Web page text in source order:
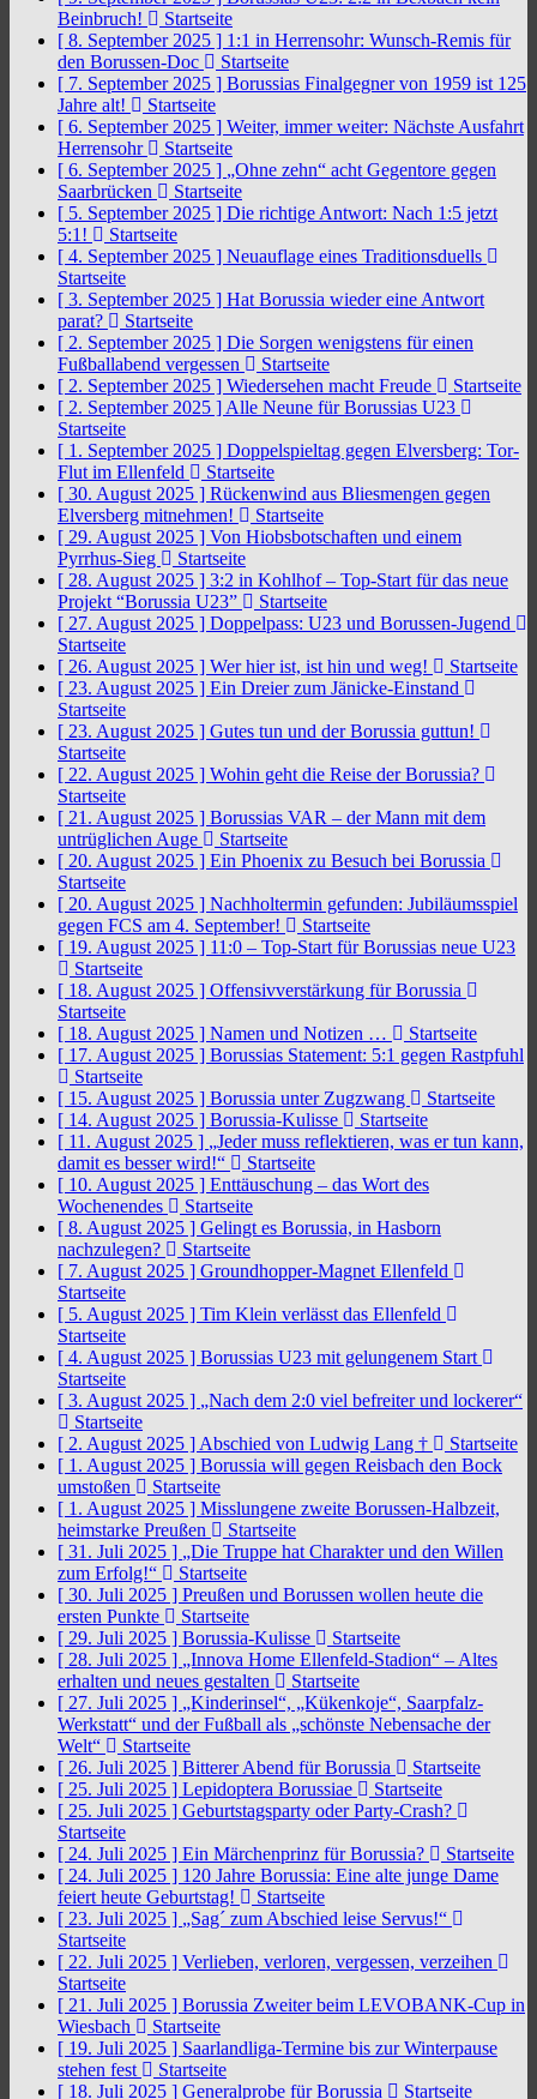
Beinbruch!
Startseite
[ 8. September 2025 ] 1:1 in Herrensohr: Wunsch-Remis für
den Borussen-Doc
Startseite
[ 7. September 2025 ] Borussias Finalgegner von 1959 ist 125
Jahre alt!
Startseite
[ 6. September 2025 ] Weiter, immer weiter: Nächste Ausfahrt
Herrensohr
Startseite
[ 6. September 2025 ] „Ohne zehn“ acht Gegentore gegen
Saarbrücken
Startseite
[ 5. September 2025 ] Die richtige Antwort: Nach 1:5 jetzt
5:1!
Startseite
[ 4. September 2025 ] Neuauflage eines Traditionsduells
Startseite
[ 3. September 2025 ] Hat Borussia wieder eine Antwort
parat?
Startseite
[ 2. September 2025 ] Die Sorgen wenigstens für einen
Fußballabend vergessen
Startseite
[ 2. September 2025 ] Wiedersehen macht Freude
Startseite
[ 2. September 2025 ] Alle Neune für Borussias U23
Startseite
[ 1. September 2025 ] Doppelspieltag gegen Elversberg: Tor-
Flut im Ellenfeld
Startseite
[ 30. August 2025 ] Rückenwind aus Bliesmengen gegen
Elversberg mitnehmen!
Startseite
[ 29. August 2025 ] Von Hiobsbotschaften und einem
Pyrrhus-Sieg
Startseite
[ 28. August 2025 ] 3:2 in Kohlhof – Top-Start für das neue
Projekt “Borussia U23”
Startseite
[ 27. August 2025 ] Doppelpass: U23 und Borussen-Jugend
Startseite
[ 26. August 2025 ] Wer hier ist, ist hin und weg!
Startseite
[ 23. August 2025 ] Ein Dreier zum Jänicke-Einstand
Startseite
[ 23. August 2025 ] Gutes tun und der Borussia guttun!
Startseite
[ 22. August 2025 ] Wohin geht die Reise der Borussia?
Startseite
[ 21. August 2025 ] Borussias VAR – der Mann mit dem
untrüglichen Auge
Startseite
[ 20. August 2025 ] Ein Phoenix zu Besuch bei Borussia
Startseite
[ 20. August 2025 ] Nachholtermin gefunden: Jubiläumsspiel
gegen FCS am 4. September!
Startseite
[ 19. August 2025 ] 11:0 – Top-Start für Borussias neue U23
Startseite
[ 18. August 2025 ] Offensivverstärkung für Borussia
Startseite
[ 18. August 2025 ] Namen und Notizen …
Startseite
[ 17. August 2025 ] Borussias Statement: 5:1 gegen Rastpfuhl
Startseite
[ 15. August 2025 ] Borussia unter Zugzwang
Startseite
[ 14. August 2025 ] Borussia-Kulisse
Startseite
[ 11. August 2025 ] „Jeder muss reflektieren, was er tun kann,
damit es besser wird!“
Startseite
[ 10. August 2025 ] Enttäuschung – das Wort des
Wochenendes
Startseite
[ 8. August 2025 ] Gelingt es Borussia, in Hasborn
nachzulegen?
Startseite
[ 7. August 2025 ] Groundhopper-Magnet Ellenfeld
Startseite
[ 5. August 2025 ] Tim Klein verlässt das Ellenfeld
Startseite
[ 4. August 2025 ] Borussias U23 mit gelungenem Start
Startseite
[ 3. August 2025 ] „Nach dem 2:0 viel befreiter und lockerer“
Startseite
[ 2. August 2025 ] Abschied von Ludwig Lang †
Startseite
[ 1. August 2025 ] Borussia will gegen Reisbach den Bock
umstoßen
Startseite
[ 1. August 2025 ] Misslungene zweite Borussen-Halbzeit,
heimstarke Preußen
Startseite
[ 31. Juli 2025 ] „Die Truppe hat Charakter und den Willen
zum Erfolg!“
Startseite
[ 30. Juli 2025 ] Preußen und Borussen wollen heute die
ersten Punkte
Startseite
[ 29. Juli 2025 ] Borussia-Kulisse
Startseite
[ 28. Juli 2025 ] „Innova Home Ellenfeld-Stadion“ – Altes
erhalten und neues gestalten
Startseite
[ 27. Juli 2025 ] „Kinderinsel“, „Kükenkoje“, Saarpfalz-
Werkstatt“ und der Fußball als „schönste Nebensache der
Welt“
Startseite
[ 26. Juli 2025 ] Bitterer Abend für Borussia
Startseite
[ 25. Juli 2025 ] Lepidoptera Borussiae
Startseite
[ 25. Juli 2025 ] Geburtstagsparty oder Party-Crash?
Startseite
[ 24. Juli 2025 ] Ein Märchenprinz für Borussia?
Startseite
[ 24. Juli 2025 ] 120 Jahre Borussia: Eine alte junge Dame
feiert heute Geburtstag!
Startseite
[ 23. Juli 2025 ] „Sag´ zum Abschied leise Servus!“
Startseite
[ 22. Juli 2025 ] Verlieben, verloren, vergessen, verzeihen
Startseite
[ 21. Juli 2025 ] Borussia Zweiter beim LEVOBANK-Cup in
Wiesbach
Startseite
[ 19. Juli 2025 ] Saarlandliga-Termine bis zur Winterpause
stehen fest
Startseite
[ 18. Juli 2025 ] Generalprobe für Borussia Startseite